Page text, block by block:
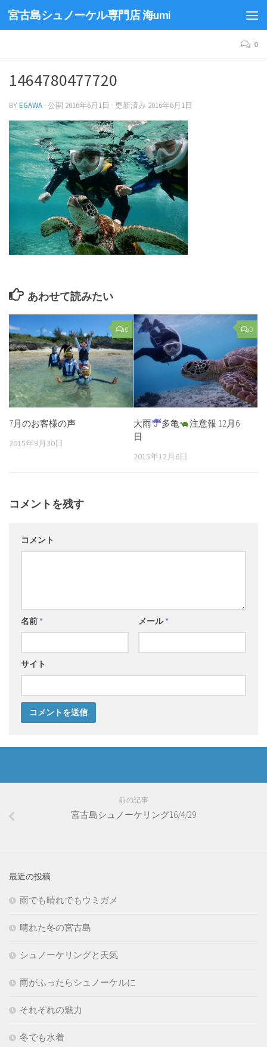
宮古島シュノーケル専門店 海umi
0
1464780477720
BYEGAWA · 公開 2016年6月1日 · 更新済み 2016年6月1日
あわせて読みたい
0
7月のお客様の声
2015年9月30日
0
大雨 多亀
注意報 12月6
日
2015年12月6日
コメントを残す
コメント
名前* メール*
サイト
前の記事
宮古島シュノーケリング16/4/29
最近の投稿
雨でも晴れでもウミガメ
晴れた冬の宮古島
シュノーケリングと天気
雨がふったらシュノーケルに
それぞれの魅力
冬でも水着